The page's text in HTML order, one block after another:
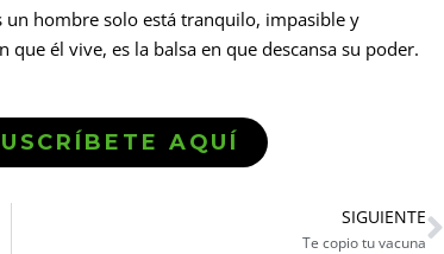
hombre solo está tranquilo, impasible y
él vive, es la balsa en que descansa su poder.
AQUÍ
SIGUIENTE
Te copio tu vacuna